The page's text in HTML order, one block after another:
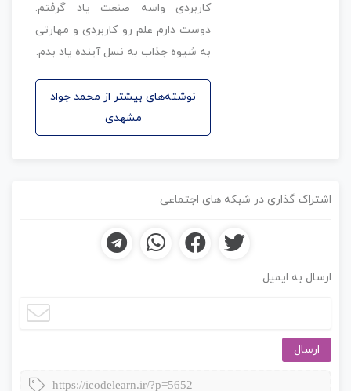
کاربردی واسه صنعت یاد گرفتم.
دوست دارم علم رو کاربردی و مهارتی
به شیوه جذاب به نسل آینده یاد بدم.
نوشته‌های بیشتر از محمد جواد
مشهدی
اشتراک گذاری در شبکه های اجتماعی
ارسال به ایمیل
ارسال
https://icodelearn.ir/?p=5652